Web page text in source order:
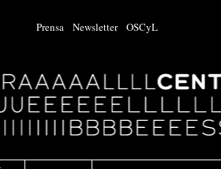
Prensa Newsletter OSCyL